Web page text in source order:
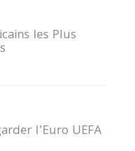
les Plus
l’Euro UEFA